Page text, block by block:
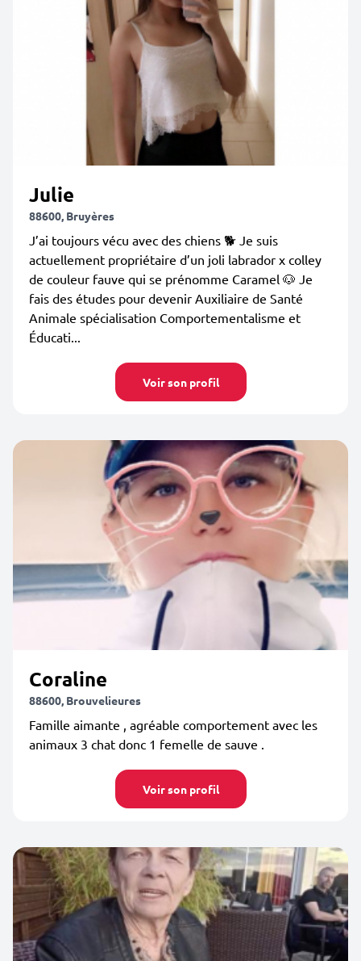
Julie
88600, Bruyères
J’ai toujours vécu avec des chiens 🐕 Je suis
actuellement propriétaire d’un joli labrador x colley
de couleur fauve qui se prénomme Caramel 🐶 Je
fais des études pour devenir Auxiliaire de Santé
Animale spécialisation Comportementalisme et
Éducati...
Voir son profil
Coraline
88600, Brouvelieures
Famille aimante , agréable comportement avec les
animaux 3 chat donc 1 femelle de sauve .
Voir son profil